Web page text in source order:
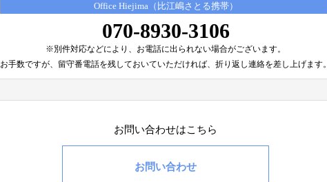
Office Hiejima（比江嶋さとる携帯）
070-8930-3106
※別件対応などにより、 お電話に出られない場合がございます。
お手数ですが、留守番電話を残しておいていただければ、 折り返し連絡を差し上げます。
お問い合わせはこちら
お問い合わせ